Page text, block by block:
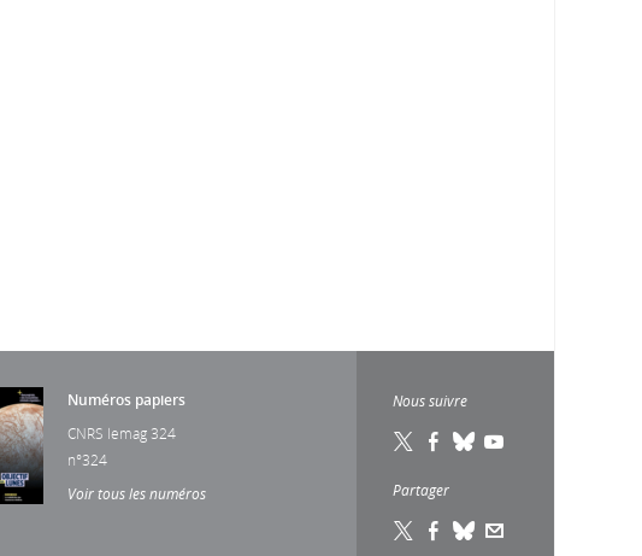
Numéros papiers
CNRS lemag 324
n°324
Voir tous les numéros
Nous suivre
Partager